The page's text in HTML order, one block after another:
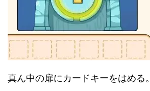
真ん中の扉にカードキーをはめる。